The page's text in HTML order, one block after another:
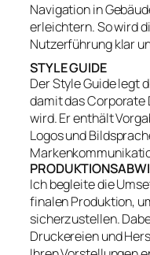
Navigation in
erleichtern. So wird
Nutzerführung klar
STYLE GUIDE
Der Style Guide legt
damit das
wird. Er enthält
Logos und
Ich begleite die
finalen Produktion,
sicherzustellen.
Druckereien und